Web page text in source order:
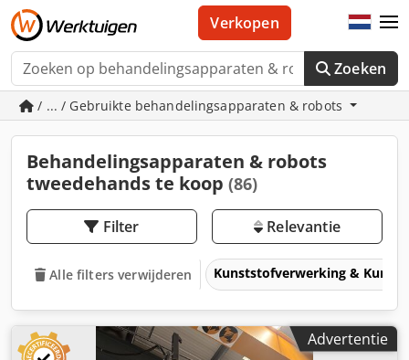
Zoeken
Verkopen
/ ... / Gebruikte behandelingsapparaten & robots
Behandelingsapparaten & robots
tweedehands te koop (86)
Filter Relevantie
Alle filters verwijderen Kunststofverwerking &
Advertentie